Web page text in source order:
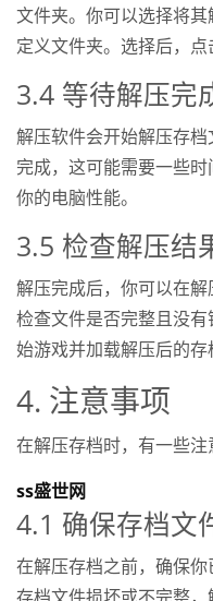
文件夹。你可以选择将
定义文件夹。选择后，点
3.4 等待解压完
解压软件会开始解压存
完成，这可能需要一些
你的电脑性能。
3.5 检查解压结
解压完成后，你可以在解
检查文件是否完整且没
始游戏并加载解压后的存
4. 注意事项
在解压存档时，有一些注
ss盛世网
4.1 确保存档文
在解压存档之前，确保